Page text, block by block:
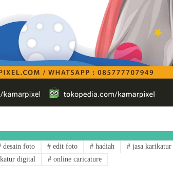
desain foto # edit foto #hadiah #jasa karikatur
digital # online caricature